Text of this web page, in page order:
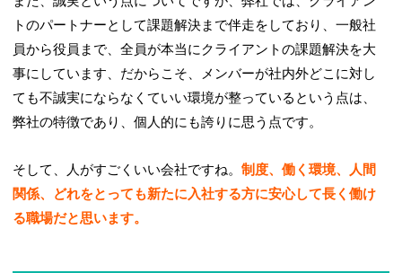
トのパートナーとして課題解決まで伴走をしており、一般社
員から役員まで、全員が本当にクライアントの課題解決を大
事にしています、だからこそ、メンバーが社内外どこに対し
ても不誠実にならなくていい環境が整っているという点は、
弊社の特徴であり、個人的にも誇りに思う点です。
そして、人がすごくいい会社ですね。制度、働く環境、人間
関係、どれをとっても新たに入社する方に安心して長く働け
る職場だと思います。